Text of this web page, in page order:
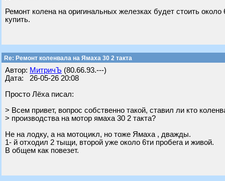
Ремонт колена на оригинальных железках будет стоить
купить.
Re: Ремонт коленвала на Ямаха 30 2 такта
Автор: МитричЪ (80.66.93.---)
Дата: 26-05-26 20:08
Просто Лёха писал:
> Всем привет, вопрос собственно такой, ставил ли кто
> производства на мотор ямаха 30 2 такта?
Не на лодку, а на мотоцикл, но тоже Ямаха , дважды.
1- й отходил 2 тыщи, второй уже около 6ти пробега и живой.
В общем как повезет.